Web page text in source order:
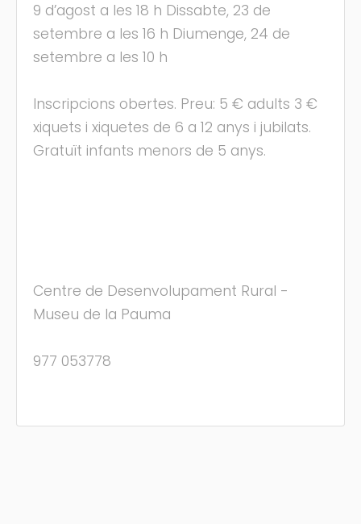
9 d’agost a les 18 h Dissabte, 23 de
setembre a les 16 h Diumenge, 24 de
setembre a les 10 h
Inscripcions obertes. Preu: 5 € adults 3 €
xiquets i xiquetes de 6 a 12 anys i jubilats.
Gratuït infants menors de 5 anys.
Centre de Desenvolupament Rural -
Museu de la Pauma
977 053778